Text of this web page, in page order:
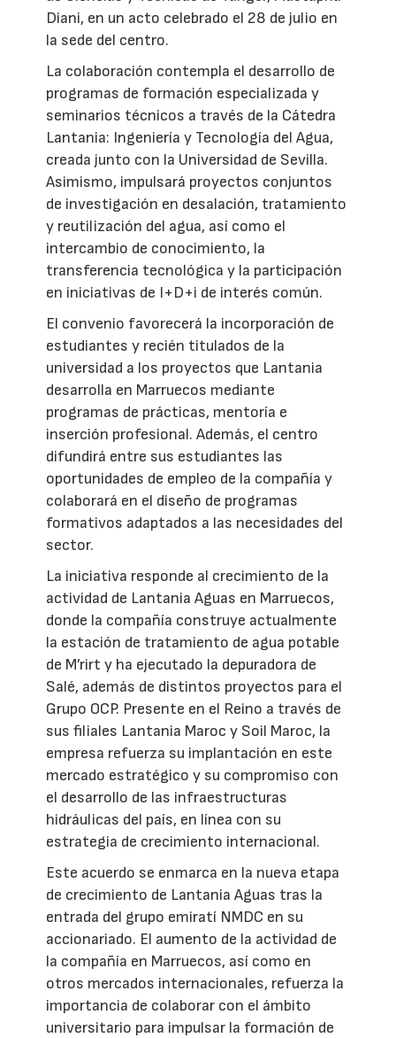
Diani, en un acto celebrado el 28 de julio en
la sede del centro.
La colaboración contempla el desarrollo de
programas de formación especializada y
seminarios técnicos a través de la Cátedra
Lantania: Ingeniería y Tecnología del Agua,
creada junto con la Universidad de Sevilla.
Asimismo, impulsará proyectos conjuntos
de investigación en desalación, tratamiento
y reutilización del agua, así como el
intercambio de conocimiento, la
transferencia tecnológica y la participación
en iniciativas de I+D+i de interés común.
El convenio favorecerá la incorporación de
estudiantes y recién titulados de la
universidad a los proyectos que Lantania
desarrolla en Marruecos mediante
programas de prácticas, mentoría e
inserción profesional. Además, el centro
difundirá entre sus estudiantes las
oportunidades de empleo de la compañía y
colaborará en el diseño de programas
formativos adaptados a las necesidades del
sector.
La iniciativa responde al crecimiento de la
actividad de Lantania Aguas en Marruecos,
donde la compañía construye actualmente
la estación de tratamiento de agua potable
de M’rirt y ha ejecutado la depuradora de
Salé, además de distintos proyectos para el
Grupo OCP. Presente en el Reino a través de
sus filiales Lantania Maroc y Soil Maroc, la
empresa refuerza su implantación en este
mercado estratégico y su compromiso con
el desarrollo de las infraestructuras
hidráulicas del país, en línea con su
estrategia de crecimiento internacional.
Este acuerdo se enmarca en la nueva etapa
de crecimiento de Lantania Aguas tras la
entrada del grupo emiratí NMDC en su
accionariado. El aumento de la actividad de
la compañía en Marruecos, así como en
otros mercados internacionales, refuerza la
importancia de colaborar con el ámbito
universitario para impulsar la formación de